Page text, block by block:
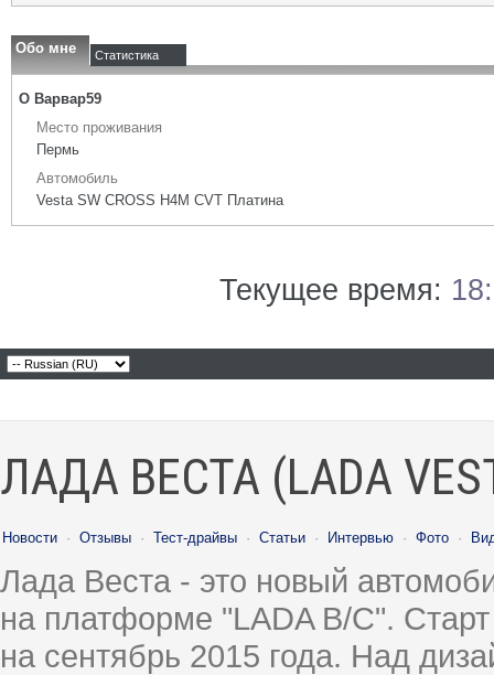
Обо мне Статистика
О Варвар59
Место проживания
Пермь
Автомобиль
Vesta SW CROSS H4M CVT Платина
Текущее время:
ЛАДА ВЕСТА (LADA
Новости · Отзывы · Тест-драйвы · Статьи · Интервью · Фото ·
Лада Веста - это новый
на платформе "LADA B/C".
на сентябрь 2015 года. Над